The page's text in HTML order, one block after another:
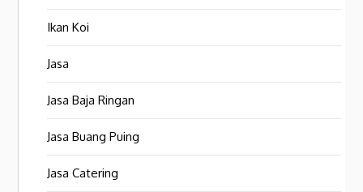
Ikan Koi
Jasa
Jasa Baja Ringan
Jasa Buang Puing
Jasa Catering